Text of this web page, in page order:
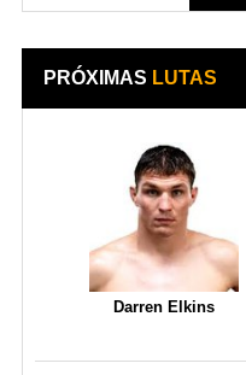
PRÓXIMAS LUTAS
Darren Elkins